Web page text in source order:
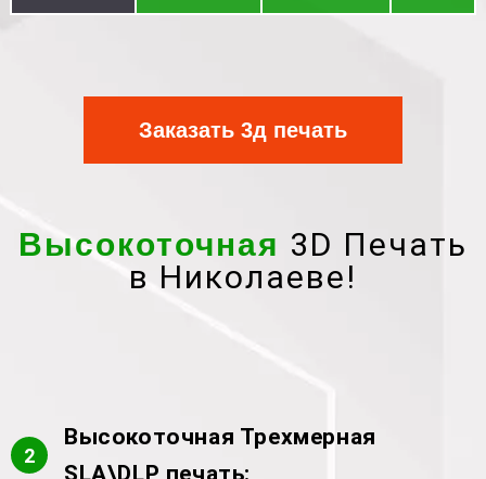
Заказать 3д печать
Высокоточная 3D Печать
в Николаеве!
2
Высокоточная Трехмерная
SLA\DLP печать: